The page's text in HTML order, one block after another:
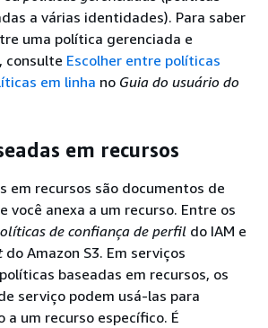
a várias identidades). Para saber
uma política gerenciada e
consulte Escolher entre políticas
em linha no Guia do usuário do
em recursos
em recursos são documentos de
você anexa a um recurso. Entre os
de confiança de perfil do IAM e
do Amazon S3. Em serviços
baseadas em recursos, os
serviço podem usá-las para
a um recurso específico. É